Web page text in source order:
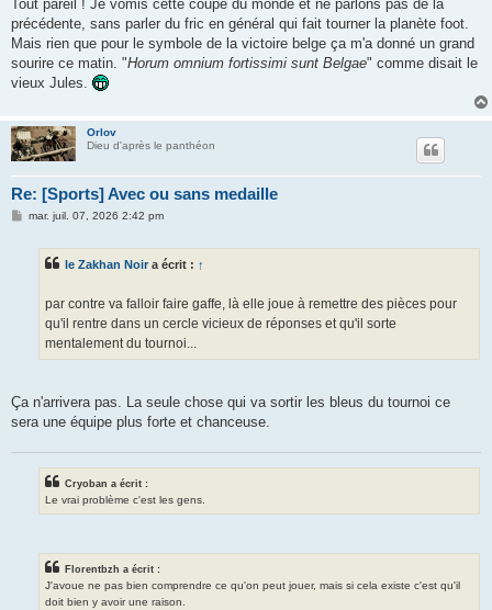
Tout pareil ! Je vomis cette coupe du monde et ne parlons pas de la
précédente, sans parler du fric en général qui fait tourner la planète foot.
Mais rien que pour le symbole de la victoire belge ça m'a donné un grand
sourire ce matin. "Horum omnium fortissimi sunt Belgae" comme disait le
vieux Jules.
Orlov
Dieu d'après le panthéon
Re: [Sports] Avec ou sans medaille
Mmar. juil. 07, 2026 2:42 pm
le Zakhan Noir a écrit : ↑
par contre va falloir faire gaffe, là elle joue à remettre des pièces pour
qu'il rentre dans un cercle vicieux de réponses et qu'il sorte
mentalement du tournoi...
Ça n'arrivera pas. La seule chose qui va sortir les bleus du tournoi ce
sera une équipe plus forte et chanceuse.
Cryoban a écrit :
Le vrai problème c'est les gens.
Florentbzh a écrit :
J'avoue ne pas bien comprendre ce qu'on peut jouer, mais si cela existe c'est qu'il
doit bien y avoir une raison.